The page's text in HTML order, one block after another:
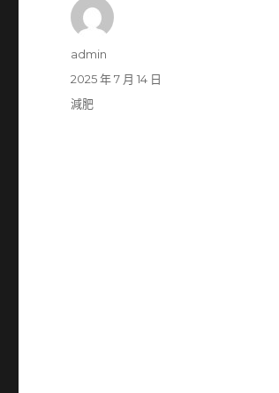
作
admin
發
佈
2025 年 7 月 14 日
分
減肥